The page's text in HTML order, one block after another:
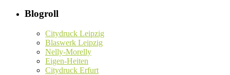
Blogroll
Citydruck Leipzig
Blaswerk Leipzig
Nelly-Morelly
Eigen-Heiten
Citydruck Erfurt